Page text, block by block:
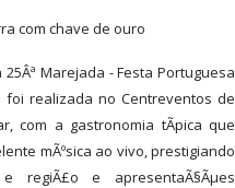
com chave de ouro
Marejada - Festa Portuguesa
realizada no Centreventos de
com a gastronomia tÃ­pica que
mÃºsica ao vivo, prestigiando
regiÃ£o e apresentaÃ§Ãµes